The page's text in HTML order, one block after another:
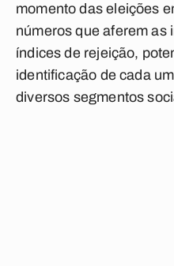
momento das eleições
números que aferem as
índices de rejeição,
identificação de cada
diversos segmentos